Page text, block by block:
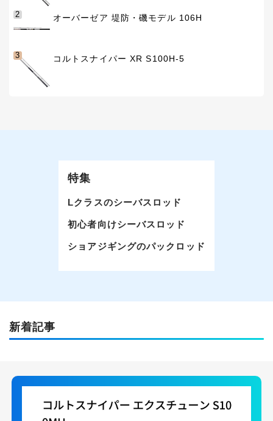
2 オーバーゼア 堤防・磯モデル 106H
3 コルトスナイパー XR S100H-5
特集
Lクラスのシーバスロッド
初心者向けシーバスロッド
ショアジギングのパックロッド
新着記事